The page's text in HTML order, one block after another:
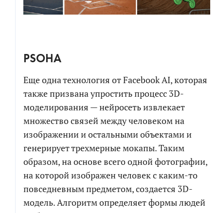
PSOHA
Еще одна технология от Facebook AI, которая
также призвана упростить процесс 3D-
моделирования — нейросеть извлекает
множество связей между человеком на
изображении и остальными объектами и
генерирует трехмерные мокапы. Таким
образом, на основе всего одной фотографии,
на которой изображен человек с каким-то
повседневным предметом, создается 3D-
модель. Алгоритм определяет формы людей